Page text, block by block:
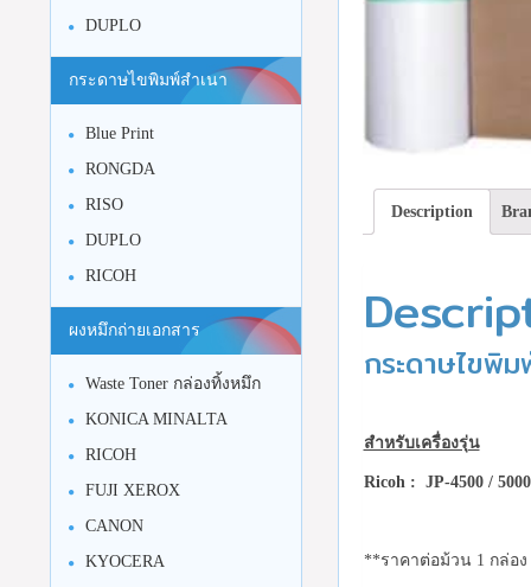
Description
กระดาษไขพิ
สำหรับเครื่องรุ่น
Ricoh : JP-4500 /
**ราคาต่อม้วน 1 กล่อ
DUPLO
กระดาษไขพิมพ์สำเนา
Blue Print
RONGDA
RISO
DUPLO
RICOH
ผงหมึกถ่ายเอกสาร
Waste Toner กล่องทิ้งหมึก
KONICA MINALTA
RICOH
FUJI XEROX
CANON
KYOCERA